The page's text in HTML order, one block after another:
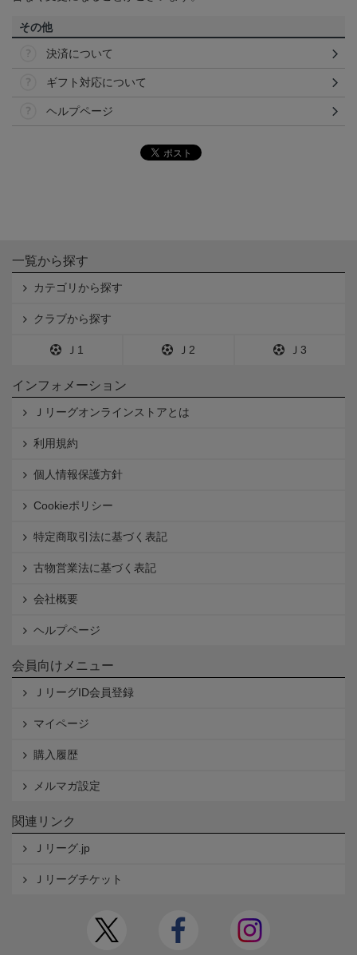
その他
決済について
ギフト対応について
ヘルプページ
一覧から探す
カテゴリから探す
クラブから探す
Ｊ1 Ｊ2 Ｊ3
インフォメーション
Ｊリーグオンラインストアとは
利用規約
個人情報保護方針
Cookieポリシー
特定商取引法に基づく表記
古物営業法に基づく表記
会社概要
ヘルプページ
会員向けメニュー
ＪリーグID会員登録
マイページ
購入履歴
メルマガ設定
関連リンク
Ｊリーグ.jp
Ｊリーグチケット